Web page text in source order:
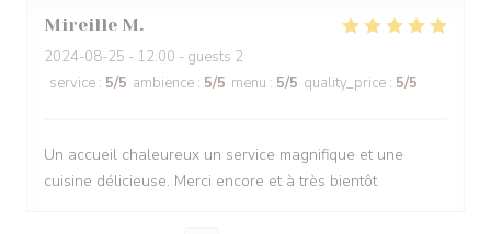
Mireille M
2024-08-25 - 12:00 - guests 2
service : 5/5 ambience : 5/5 menu : 5/5 quality_price : 5/5
Un accueil chaleureux un service magnifique et une
cuisine délicieuse. Merci encore et à très bientôt